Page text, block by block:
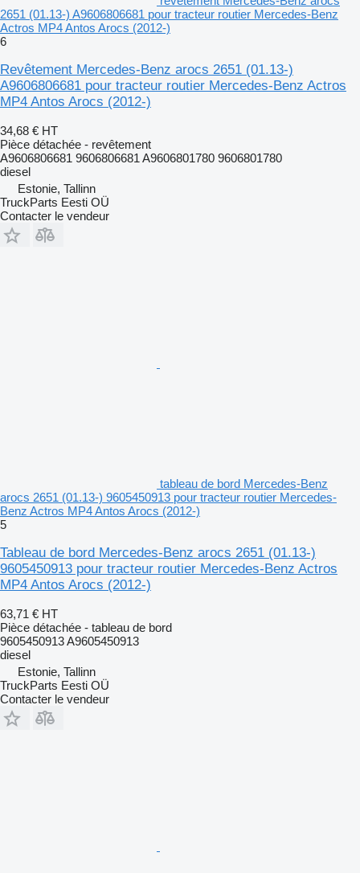
2651 (01.13-) A9606806681 pour tracteur routier Mercedes-Benz
Actros MP4 Antos Arocs (2012-)
6
Revêtement Mercedes-Benz arocs 2651 (01.13-)
A9606806681 pour tracteur routier Mercedes-Benz Actros
MP4 Antos Arocs (2012-)
34,68 € HT
Pièce détachée - revêtement
A9606806681 9606806681 A9606801780 9606801780
diesel
Estonie, Tallinn
TruckParts Eesti OÜ
Contacter le vendeur
tableau de bord Mercedes-Benz
arocs 2651 (01.13-) 9605450913 pour tracteur routier Mercedes-
Benz Actros MP4 Antos Arocs (2012-)
5
Tableau de bord Mercedes-Benz arocs 2651 (01.13-)
9605450913 pour tracteur routier Mercedes-Benz Actros
MP4 Antos Arocs (2012-)
63,71 € HT
Pièce détachée - tableau de bord
9605450913 A9605450913
diesel
Estonie, Tallinn
TruckParts Eesti OÜ
Contacter le vendeur